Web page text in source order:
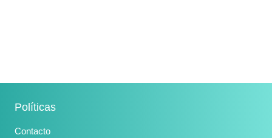
Políticas
Contacto